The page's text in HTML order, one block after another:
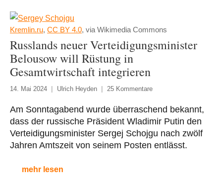
Kremlin.ru, CC BY 4.0, via Wikimedia Commons
Russlands neuer Verteidigungsminister
Belousow will Rüstung in
Gesamtwirtschaft integrieren
14. Mai 2024 Ulrich Heyden 25 Kommentare
Am Sonntagabend wurde überraschend bekannt,
dass der russische Präsident Wladimir Putin den
Verteidigungsminister Sergej Schojgu nach zwölf
Jahren Amtszeit von seinem Posten entlässt.
mehr lesen